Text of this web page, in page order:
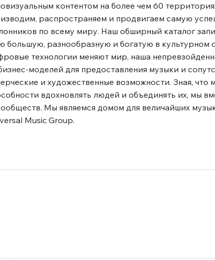
контентом на более чем 60
распространяем и продвигаем самую
по всему миру. Наш обширный каталог
большую, разнообразную и богатую в
технологии меняют мир, наша
моделей для предоставления музыки и
и художественные возможности. Зная, что
вдохновлять людей и объединять их, мы
Мы являемся домом для величайших
Music Group.